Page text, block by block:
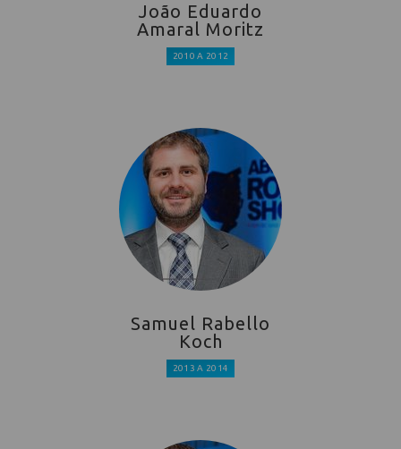
João Eduardo
Amaral Moritz
2010 A 2012
Samuel Rabello
Koch
2013 A 2014